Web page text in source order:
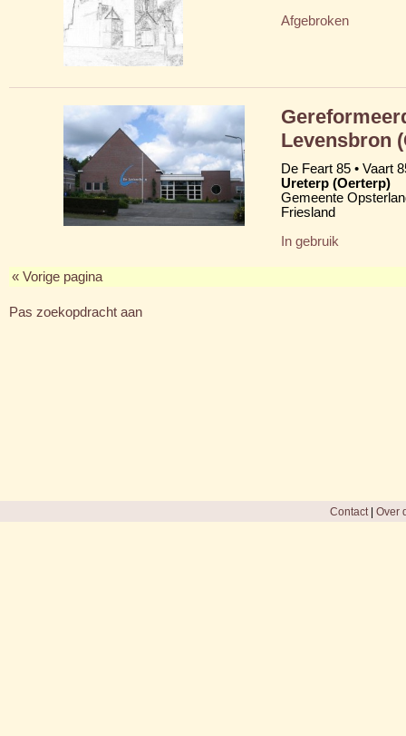
Afgebroken
Levensbron
De Feart 85 • Vaart
Ureterp (Oerterp)
Gemeente
Friesland
In gebruik
« Vorige pagina
Pas zoekopdracht aan
Contact| Over